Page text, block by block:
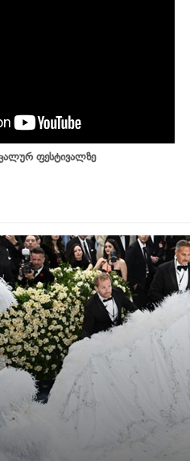
ფესტივალზე